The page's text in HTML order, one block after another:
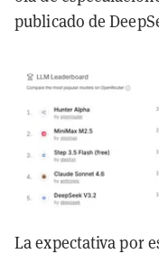
publicado de
La expectativa por